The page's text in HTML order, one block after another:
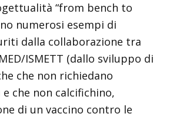
“from bench to
numerosi esempi di
dalla collaborazione tra
ISMETT (dallo sviluppo di
che non richiedano
che non calcifichino,
di un vaccino contro le